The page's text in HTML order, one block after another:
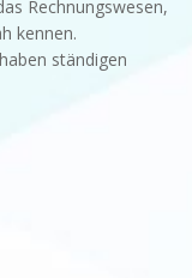
Rechnungswesen,
kennen.
ständigen